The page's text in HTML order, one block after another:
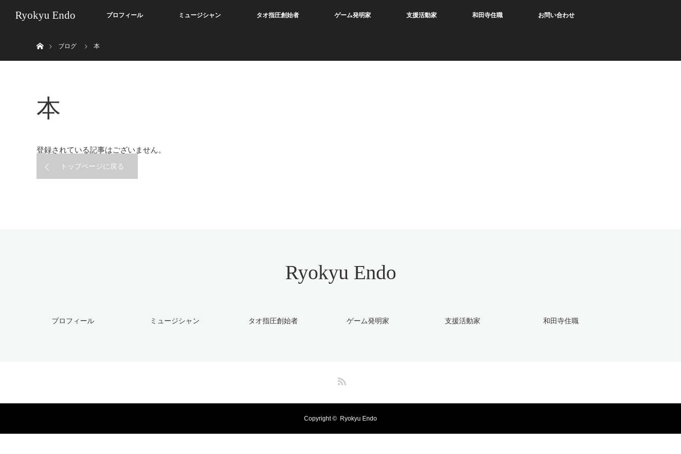
Ryokyu Endo プロフィール ミュージシャン タオ指圧創始者 ゲーム発明家 支援活動家 和田寺住職 お問い合わせ
ブログ
本
本
登録されている記事はございません。
トップページに戻る
Ryokyu Endo
プロフィール ミュージシャン タオ指圧創始者 ゲーム発明家 支援活動家 和田寺住職
Copyright © Ryokyu Endo